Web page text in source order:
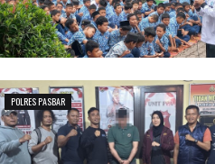
POLRES PASBAR